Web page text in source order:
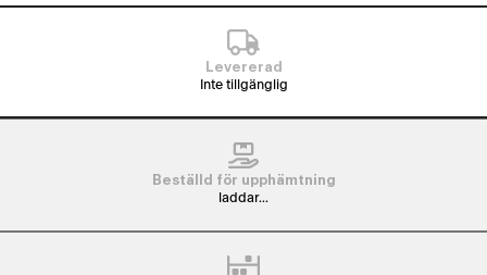
Levererad
Inte tillgänglig
Beställd för upphämtning
laddar...